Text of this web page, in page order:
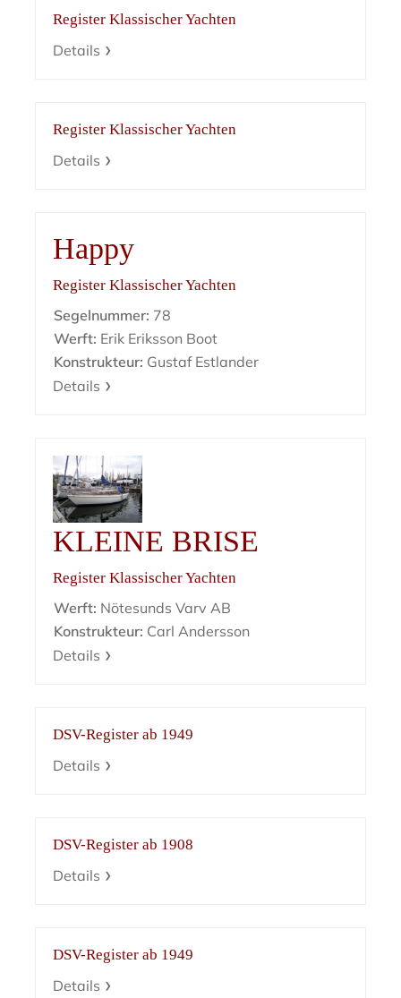
Register Klassischer Yachten
Details
Register Klassischer Yachten
Details
Happy
Register Klassischer Yachten
Segelnummer: 78
Werft: Erik Eriksson Boot
Konstrukteur: Gustaf Estlander
Details
KLEINE BRISE
Register Klassischer Yachten
Werft: Nötesunds Varv AB
Konstrukteur: Carl Andersson
Details
DSV-Register ab 1949
Details
DSV-Register ab 1908
Details
DSV-Register ab 1949
Details